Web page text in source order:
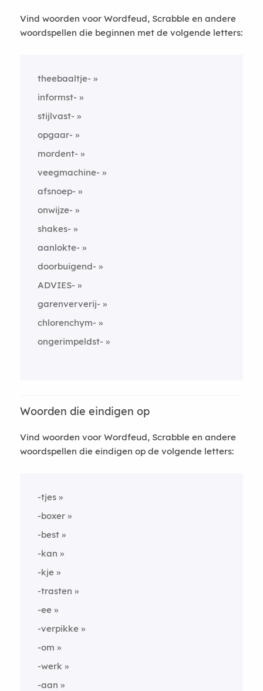
Vind woorden voor Wordfeud, Scrabble en andere
woordspellen die beginnen met de volgende letters:
theebaaltje-
informst-
stijlvast-
opgaar-
mordent-
veegmachine-
afsnoep-
onwijze-
shakes-
aanlokte-
doorbuigend-
ADVIES-
garenververij-
chlorenchym-
ongerimpeldst-
Woorden die eindigen op
Vind woorden voor Wordfeud, Scrabble en andere
woordspellen die eindigen op de volgende letters:
-tjes
-boxer
-best
-kan
-kje
-trasten
-ee
-verpikke
-om
-werk
-aan